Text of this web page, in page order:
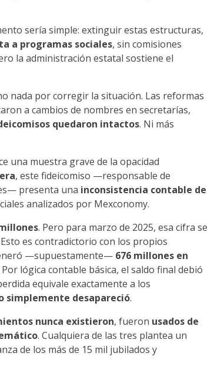
sería simple: extinguir estas estructuras,
a programas sociales, sin comisiones
la administración estatal sostiene el
nada por corregir la situación. Las reformas
a cambios de nombres en secretarías,
quedaron intactos. Ni más
una muestra grave de la opacidad
, este fideicomiso —responsable de
presenta una inconsistencia contable de
analizados por Mexconomy.
. Pero para marzo de 2025, esa cifra se
es contradictorio con los propios
—supuestamente— 676 millones en
Por lógica contable básica, el saldo final debió
equivale exactamente a los
simplemente desapareció.
nunca existieron, fueron usados de
. Cualquiera de las tres plantea un
de los más de 15 mil jubilados y